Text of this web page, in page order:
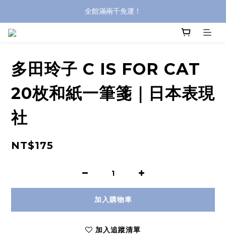
全館滿兩千免運！
全館滿兩千免運！
多田玲子 C IS FOR CAT
20枚和紙一筆箋｜日本表現
社
NT$175
加入購物車
加入追蹤清單